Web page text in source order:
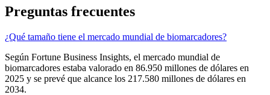
Preguntas frecuentes
¿Qué tamaño tiene el mercado mundial de biomarcadores?
Según Fortune Business Insights, el mercado mundial de
biomarcadores estaba valorado en 86.950 millones de dólares en
2025 y se prevé que alcance los 217.580 millones de dólares en
2034.